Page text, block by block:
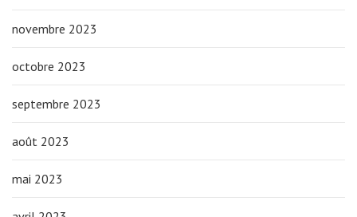
novembre 2023
octobre 2023
septembre 2023
août 2023
mai 2023